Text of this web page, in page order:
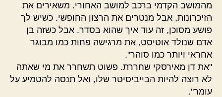
מהמושב הקדמי ברכב למושב האחורי. משאירים את
הזיכרונות, אבל מנטרים את הרצון החופשי. כשיש לך
פושע מסוכן, זה עוד איך שהוא בסדר. אבל כשזה בן
אדם שנולד אוטיסט, את מרגישה פחות כמו מבוגר
אחראי ויותר כמו סוהר".
"את דן מאירסקי שחררת. פשוט תשחרר את מי שאתה
לא רוצה להיות הבייביסיטר שלו, ואל תנסה להטמיע על
עומר".